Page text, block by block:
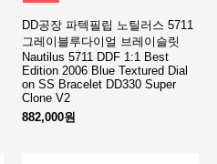
DD공장 파텍필립 노틸러스 5711
그레이블루다이얼 브레이슬릿
Nautilus 5711 DDF 1:1 Best
Edition 2006 Blue Textured Dial
on SS Bracelet DD330 Super
Clone V2
882,000원